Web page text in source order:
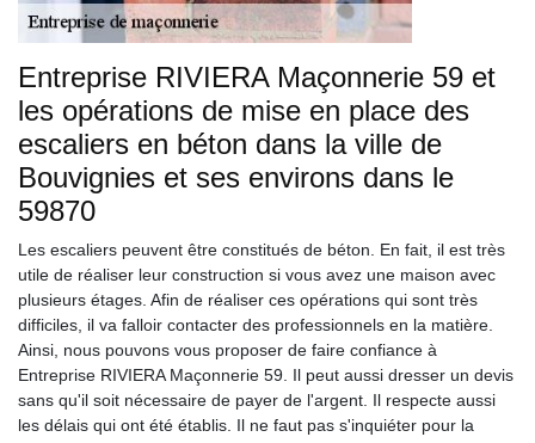
Entreprise RIVIERA Maçonnerie 59 et
les opérations de mise en place des
escaliers en béton dans la ville de
Bouvignies et ses environs dans le
59870
Les escaliers peuvent être constitués de béton. En fait, il est très
utile de réaliser leur construction si vous avez une maison avec
plusieurs étages. Afin de réaliser ces opérations qui sont très
difficiles, il va falloir contacter des professionnels en la matière.
Ainsi, nous pouvons vous proposer de faire confiance à
Entreprise RIVIERA Maçonnerie 59. Il peut aussi dresser un devis
sans qu'il soit nécessaire de payer de l'argent. Il respecte aussi
les délais qui ont été établis. Il ne faut pas s'inquiéter pour la